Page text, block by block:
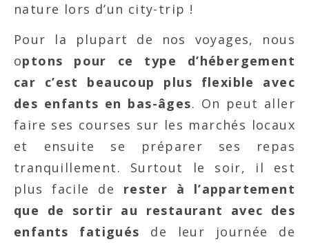
nature lors d’un city-trip !
Pour la plupart de nos voyages, nous
optons pour ce type d’hébergement
car c’est beaucoup plus flexible avec
des enfants en bas-âges. On peut aller
faire ses courses sur les marchés locaux
et ensuite se préparer ses repas
tranquillement. Surtout le soir, il est
plus facile de rester à l’appartement
que de sortir au restaurant avec des
enfants fatigués de leur journée de